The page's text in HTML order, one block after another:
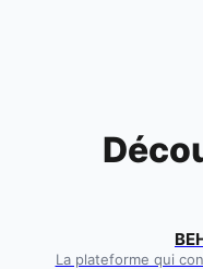
La plateforme qui